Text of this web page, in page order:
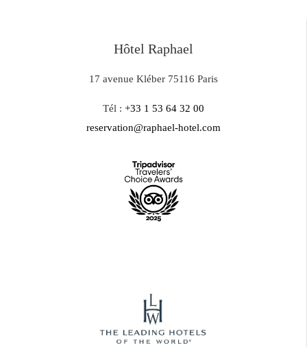
Hôtel Raphael
17 avenue Kléber 75116 Paris
Tél : +33 1 53 64 32 00
reservation@raphael-hotel.com